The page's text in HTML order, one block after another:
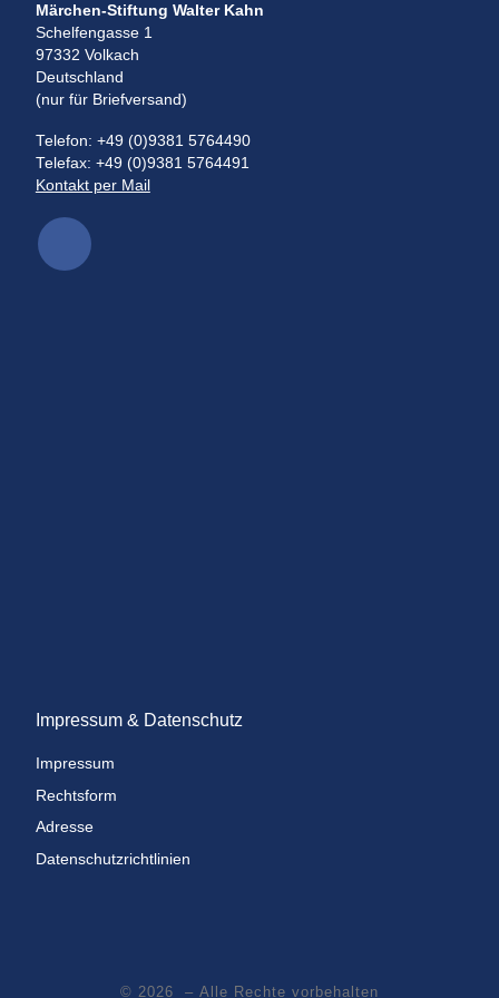
Märchen-Stiftung Walter Kahn
Schelfengasse 1
97332 Volkach
Deutschland
(nur für Briefversand)
Telefon: +49 (0)9381 5764490
Telefax: +49 (0)9381 5764491
Kontakt per Mail
Impressum & Datenschutz
Impressum
Rechtsform
Adresse
Datenschutzrichtlinien
© 2026 – Alle Rechte vorbehalten